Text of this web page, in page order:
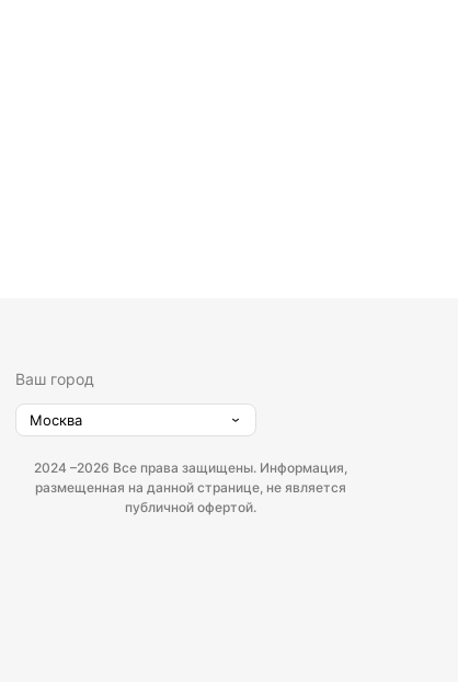
Ваш город
Москва
2024 –2026 Все права защищены. Информация,
размещенная на данной странице, не является
публичной офертой.